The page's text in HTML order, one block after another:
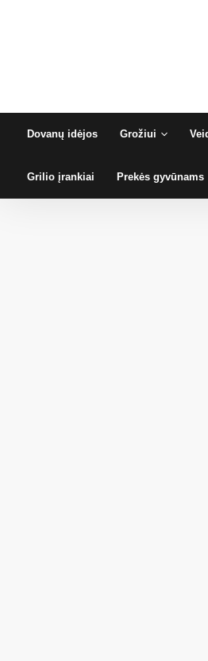
Dovanų idėjos Grožiui
Grilio įrankiai Prekės gyvūnams